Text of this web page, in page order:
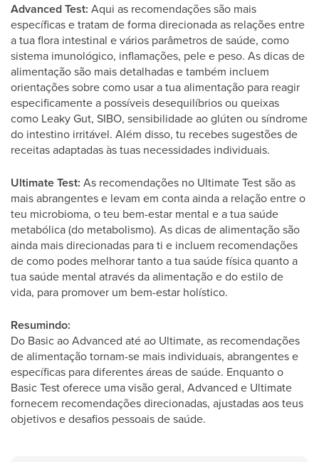
Advanced Test: Aqui as recomendações são mais
específicas e tratam de forma direcionada as relações entre
a tua flora intestinal e vários parâmetros de saúde, como
sistema imunológico, inflamações, pele e peso. As dicas de
alimentação são mais detalhadas e também incluem
orientações sobre como usar a tua alimentação para reagir
especificamente a possíveis desequilíbrios ou queixas
como Leaky Gut, SIBO, sensibilidade ao glúten ou síndrome
do intestino irritável. Além disso, tu recebes sugestões de
receitas adaptadas às tuas necessidades individuais.
Ultimate Test: As recomendações no Ultimate Test são as
mais abrangentes e levam em conta ainda a relação entre o
teu microbioma, o teu bem-estar mental e a tua saúde
metabólica (do metabolismo). As dicas de alimentação são
ainda mais direcionadas para ti e incluem recomendações
de como podes melhorar tanto a tua saúde física quanto a
tua saúde mental através da alimentação e do estilo de
vida, para promover um bem-estar holístico.
Resumindo:
Do Basic ao Advanced até ao Ultimate, as recomendações
de alimentação tornam-se mais individuais, abrangentes e
específicas para diferentes áreas de saúde. Enquanto o
Basic Test oferece uma visão geral, Advanced e Ultimate
fornecem recomendações direcionadas, ajustadas aos teus
objetivos e desafios pessoais de saúde.